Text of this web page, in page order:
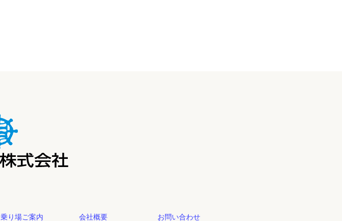
乗り場ご案内 会社概要 お問い合わせ